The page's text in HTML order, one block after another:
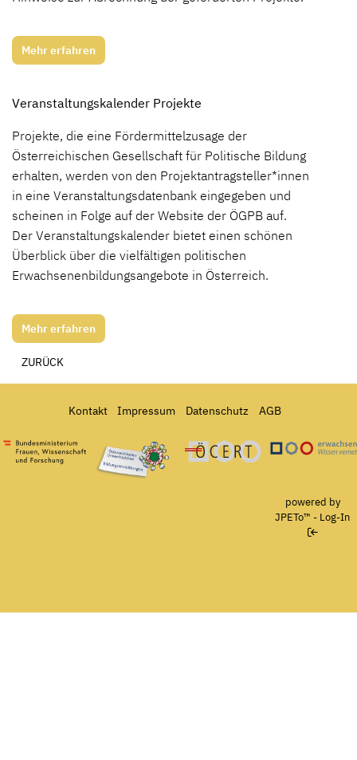
Mehr erfahren
Veranstaltungskalender Projekte
Projekte, die eine Fördermittelzusage der
Österreichischen Gesellschaft für Politische Bildung
erhalten, werden von den Projektantragsteller*innen
in eine Veranstaltungsdatenbank eingegeben und
scheinen in Folge auf der Website der ÖGPB auf.
Der Veranstaltungskalender bietet einen schönen
Überblick über die vielfältigen politischen
Erwachsenenbildungsangebote in Österreich.
Mehr erfahren
ZURÜCK
Kontakt Impressum Datenschutz AGB
Bundesministerium für Frauen, Wissenschaft und Forschung
Österreichisches Umweltzeichen für
Ö-Cert
powered by
JPETo™ - Log-In